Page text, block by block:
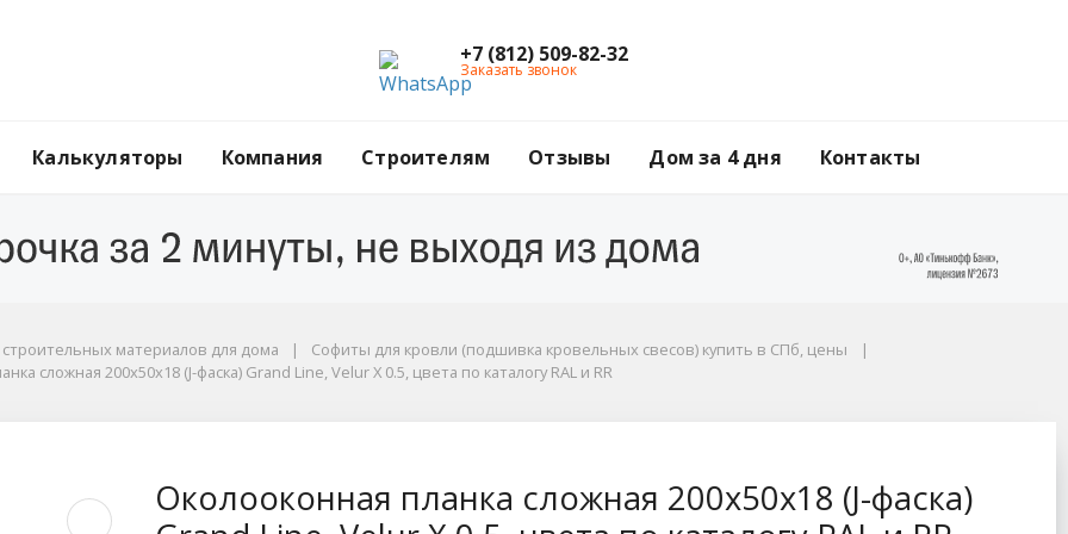
+7 (812) 509-82-32
Заказать звонок
Калькуляторы Компания Строителям Отзывы Дом за 4 дня Контакты
по каталогу RAL и RR
строительных материалов для дома
Софиты для кровли (подшивка кровельных свесов) купить в СПб, цены
сложная 200х50х18 (J-фаска) Grand Line, Velur X 0.5, цвета по каталогу RAL и RR
Околооконная планка сложная 200х50х18 (J-фаска)